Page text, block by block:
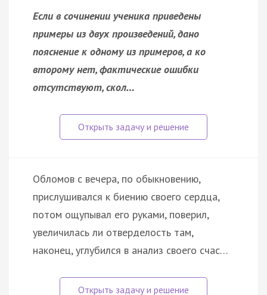
Если в сочинении ученика приведены
примеры из двух произведений, дано
пояснение к одному из примеров, а ко
второму нет, фактические ошибки
отсутствуют, скол…
Обломов с вечера, по обыкновению,
прислушивался к биению своего сердца,
потом ощупывал его руками, поверил,
увеличилась ли отверделость там,
наконец, углубился в анализ своего счас…